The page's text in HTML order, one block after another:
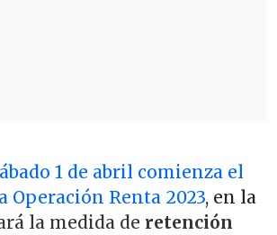
1 de abril comienza el
Operación Renta 2023, en la
la medida de retención